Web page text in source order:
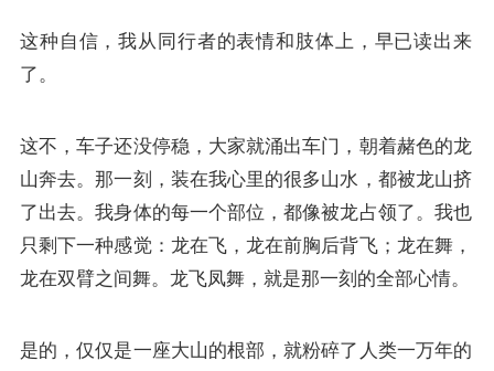
这种自信，我从同行者的表情和肢体上，早已读出来
了。
这不，车子还没停稳，大家就涌出车门，朝着赭色的龙
山奔去。那一刻，装在我心里的很多山水，都被龙山挤
了出去。我身体的每一个部位，都像被龙占领了。我也
只剩下一种感觉：龙在飞，龙在前胸后背飞；龙在舞，
龙在双臂之间舞。龙飞凤舞，就是那一刻的全部心情。
是的，仅仅是一座大山的根部，就粉碎了人类一万年的